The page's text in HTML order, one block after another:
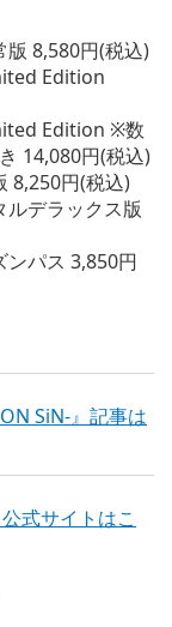
版 8,580円(税込)
Edition
Edition ※数
14,080円(税込)
円(税込)
デラックス版
パス 3,850円
SiN-』記事は
式サイトはこ